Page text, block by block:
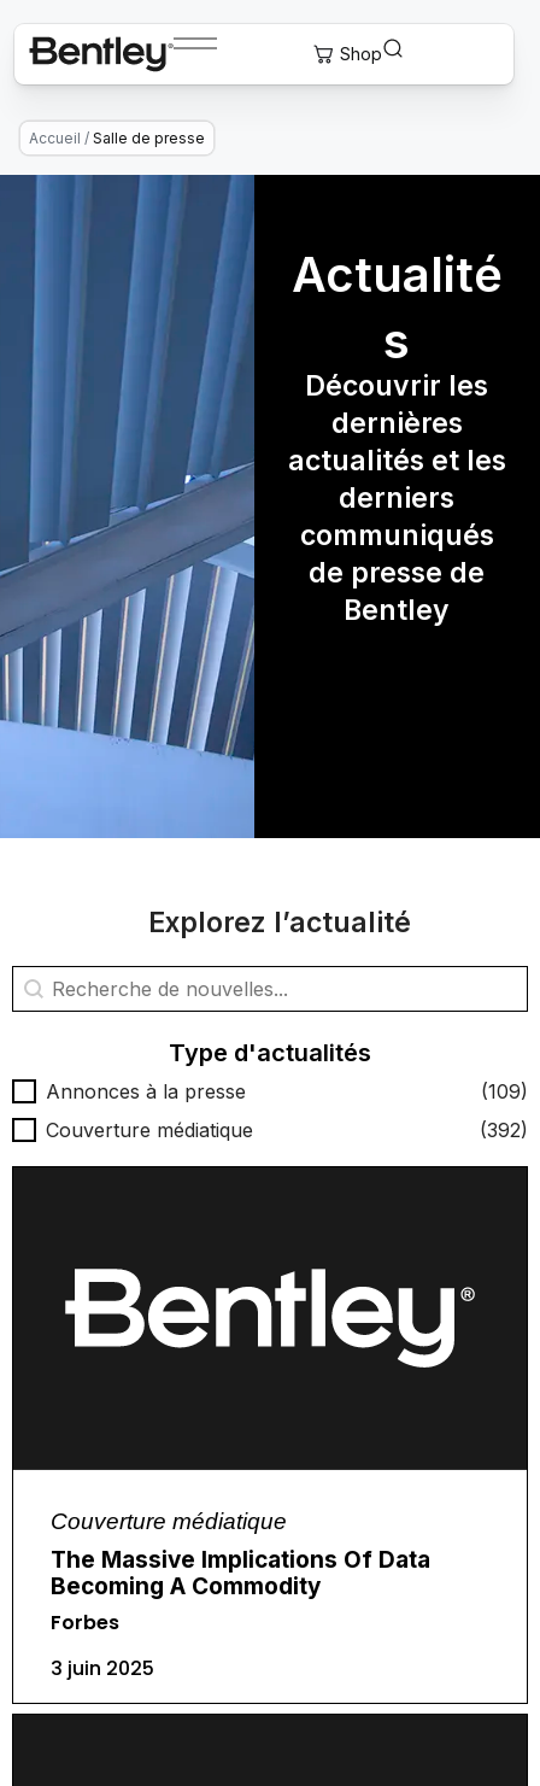
Accueil / Salle de presse
Actualité
s
Découvrir les
dernières
actualités et les
derniers
communiqués
de presse de
Bentley
Explorez l’actualité
Rechercher des nouvelles
Rechercher du contenu
Type d'actualités
Type d'actualités
Annonces à la presse
(109)
Couverture médiatique
(392)
Couverture médiatique
The Massive Implications Of Data
Becoming A Commodity
Forbes
3 juin 2025